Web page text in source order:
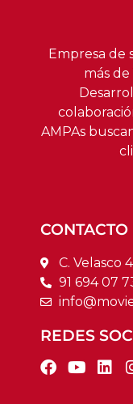
Empresa de
más de
AMPAs
CONTACTO
C. Velasco
91 694 07
REDES